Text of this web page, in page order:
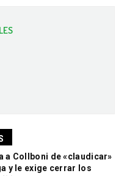
a Collboni de «claudicar»
y le exige cerrar los